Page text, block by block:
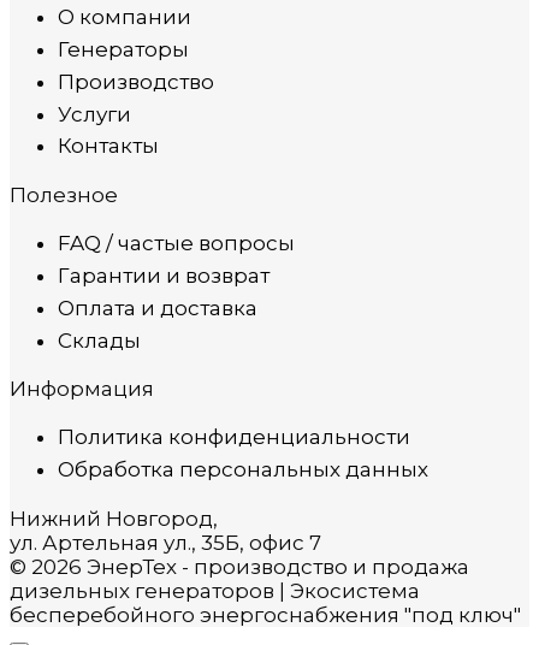
О компании
Генераторы
Производство
Услуги
Контакты
Полезное
FAQ / частые вопросы
Гарантии и возврат
Оплата и доставка
Склады
Информация
Политика конфиденциальности
Обработка персональных данных
Нижний Новгород,
ул. Артельная ул., 35Б, офис 7
© 2026 ЭнерТех - производство и продажа
дизельных генераторов | Экосистема
бесперебойного энергоснабжения "под ключ"